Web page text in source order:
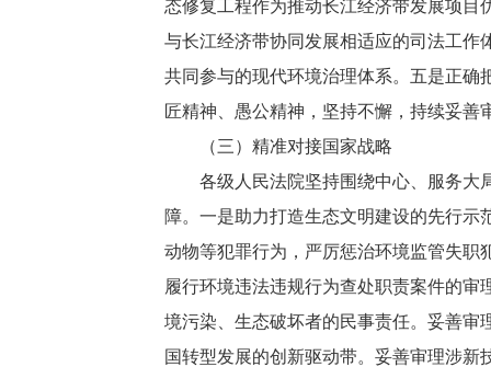
态修复工程作为推动长江经济带发展项
与长江经济带协同发展相适应的司法工作
共同参与的现代环境治理体系。五是正确
匠精神、愚公精神，坚持不懈，持续妥
（三）精准对接国家战略
各级人民法院坚持围绕中心、服务大局
障。一是助力打造生态文明建设的先行
动物等犯罪行为，严厉惩治环境监管失职
履行环境违法违规行为查处职责案件的
境污染、生态破坏者的民事责任。妥善审
国转型发展的创新驱动带。妥善审理涉